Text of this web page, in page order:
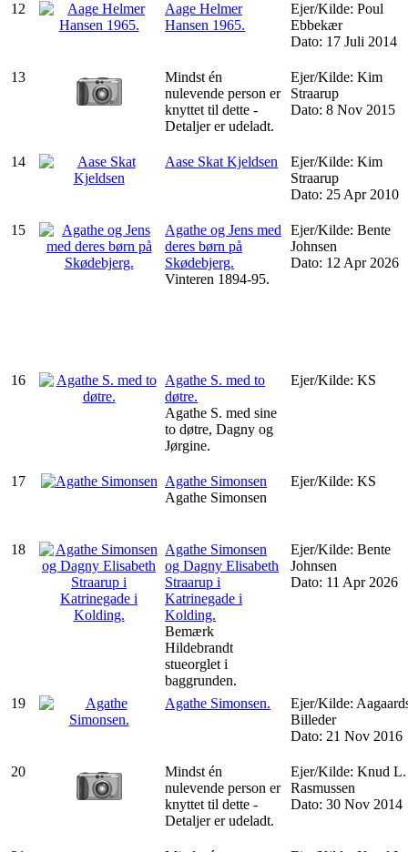
12
Aage Helmer
Hansen 1965.
Ejer/Kilde: Poul
Ebbekær
Dato: 17 Juli 2014
13
Mindst én
nulevende person er
knyttet til dette -
Detaljer er udeladt.
Ejer/Kilde: Kim
Straarup
Dato: 8 Nov 2015
14 Aase Skat Kjeldsen
Ejer/Kilde: Kim
Straarup
Dato: 25 Apr 2010
15
Agathe og Jens med
deres børn på
Skødebjerg.
Vinteren 1894-95.
Ejer/Kilde: Bente
Johnsen
Dato: 12 Apr 2026
16
Agathe S. med to
døtre.
Agathe S. med sine
to døtre, Dagny og
Jørgine.
Ejer/Kilde: KS
17
Agathe Simonsen
Agathe Simonsen
Ejer/Kilde: KS
18
Agathe Simonsen
og Dagny Elisabeth
Straarup i
Katrinegade i
Kolding.
Bemærk
Hildebrandt
stueorglet i
baggrunden.
Ejer/Kilde: Bente
Johnsen
Dato: 11 Apr 2026
19 Agathe Simonsen.
Ejer/Kilde:
Billeder
Dato: 21 Nov 2016
20
Mindst én
nulevende person er
knyttet til dette -
Detaljer er udeladt.
Ejer/Kilde: Knud L.
Rasmussen
Dato: 30 Nov 2014